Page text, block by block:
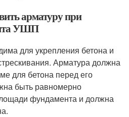
арматуру при
УШП
для укрепления бетона и
Арматура должна
для бетона перед его
быть равномерно
фундамента и должна